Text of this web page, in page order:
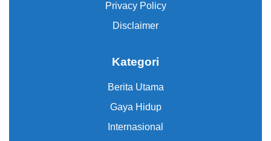
Privacy Policy
Disclaimer
Kategori
Berita Utama
Gaya Hidup
Internasional